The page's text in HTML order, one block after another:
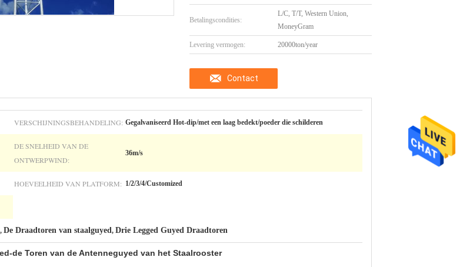
Betalingscondities:
L/C, T/T, Western Union,
MoneyGram
Levering vermogen: 20000ton/year
Contact
VERSCHIJNINGSBEHANDELING: Gegalvaniseerd Hot-dip/met een laag bedekt/poeder die schilderen
DE SNELHEID VAN DE
ONTWERPWIND:
36m/s
HOEVEELHEID VAN PLATFORM: 1/2/3/4/Customized
, De Draadtoren van staalguyed, Drie Legged Guyed Draadtoren
de Toren van de Antenneguyed van het Staalrooster